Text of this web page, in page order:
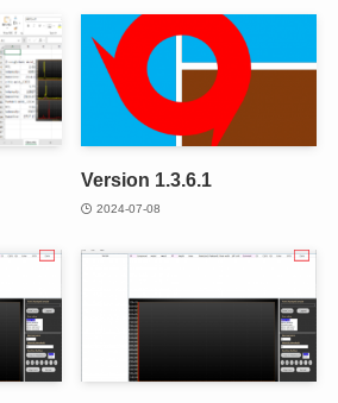
Version 1.3.6.1
2024-07-08